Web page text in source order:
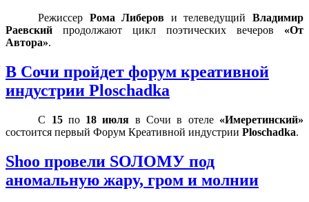
Режиссер Рома Либеров и телеведущий Владимир
Раевский продолжают цикл поэтических вечеров «От
Автора».
В Сочи пройдет форум креативной
индустрии Ploschadka
C 15по 18 июля в Сочи в отеле «Имеретинский»
состоится первый Форум Креативной индустрии Ploschadka.
Shoo провели SОЛОМУ под
аномальную жару, гром и молнии